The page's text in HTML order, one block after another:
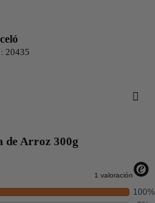
20435
de Arroz 300g